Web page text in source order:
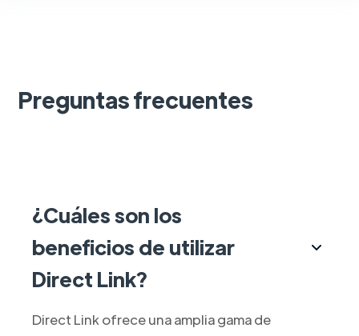
Preguntas frecuentes
¿Cuáles son los
beneficios de utilizar
Direct Link?
Direct Link ofrece una amplia gama de